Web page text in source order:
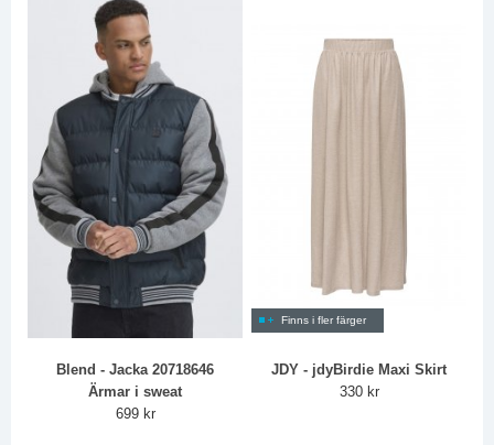
Blend - Jacka 20718646
Ärmar i sweat
699 kr
Finns i fler färger
JDY - jdyBirdie Maxi Skirt
330 kr